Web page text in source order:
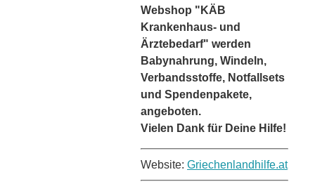
Webshop "KÄB
Krankenhaus- und
Ärztebedarf" werden
Babynahrung, Windeln,
Verbandsstoffe, Notfallsets
und Spendenpakete,
angeboten.
Vielen Dank für Deine Hilfe!
Website: Griechenlandhilfe.at